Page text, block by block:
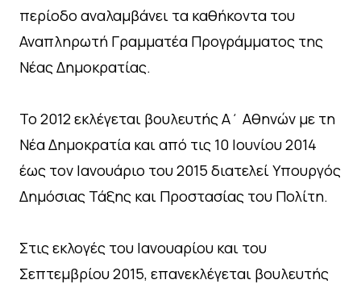
περίοδο αναλαμβάνει τα καθήκοντα του
Αναπληρωτή Γραμματέα Προγράμματος της
Νέας Δημοκρατίας.
Το 2012 εκλέγεται βουλευτής Α΄ Αθηνών με τη
Νέα Δημοκρατία και από τις 10 Ιουνίου 2014
έως τον Ιανουάριο του 2015 διατελεί Υπουργός
Δημόσιας Τάξης και Προστασίας του Πολίτη.
Στις εκλογές του Ιανουαρίου και του
Σεπτεμβρίου 2015, επανεκλέγεται βουλευτής